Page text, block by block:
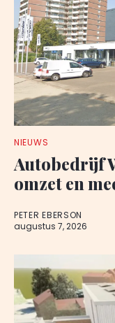
NIEUWS
Autobedrijf
omzet en
PETER EBERSON
augustus 7, 2026